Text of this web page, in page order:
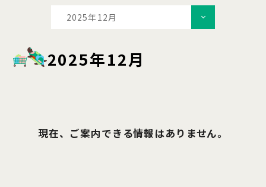
2025年12月
2025年12月
現在、ご案内できる情報はありません。